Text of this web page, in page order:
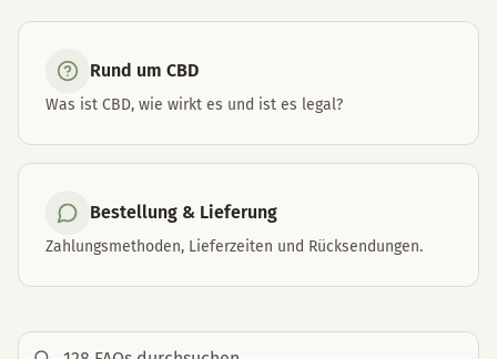
Rund um CBD
Was ist CBD, wie wirkt es und ist es legal?
Bestellung & Lieferung
Zahlungsmethoden, Lieferzeiten und Rücksendungen.